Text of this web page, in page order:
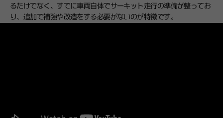
るだけでなく、すでに車両自体でサーキット走行の準備が整ってお
り、追加で補強や改造をする必要がないのが特徴です。